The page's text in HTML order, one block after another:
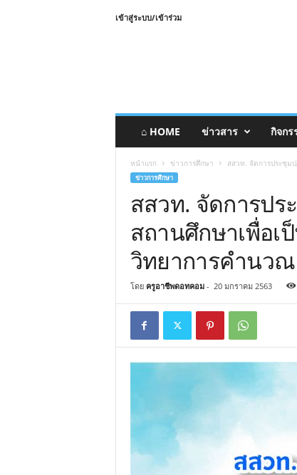
เข้าสู่ระบบ/เข้าร่วม
⌂ HOME ข่าวสาร กิจกร
หน้าแรก ข่าวการศึกษา สสวท. จัดการประชุม
ข่าวการศึกษา
สสวท. จัดการป
สถานศึกษาเพื่อ
วิทยาการคำนวณ
โดย ครูอาชีพดอทคอม- 20 มกราคม 2563